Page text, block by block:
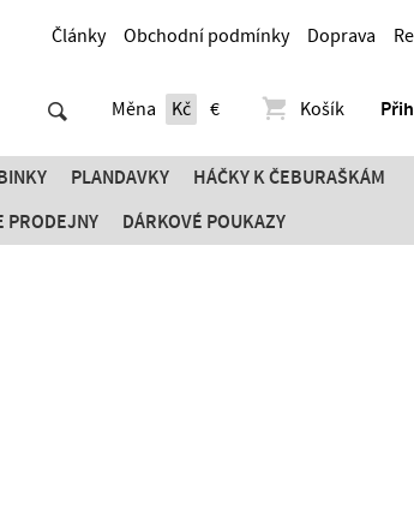
Články Obchodní podmínky Doprava
Měna Kč € Košík
PLANDAVKY HÁČKY K ČEBURAŠKÁM
PRODEJNY DÁRKOVÉ POUKAZY